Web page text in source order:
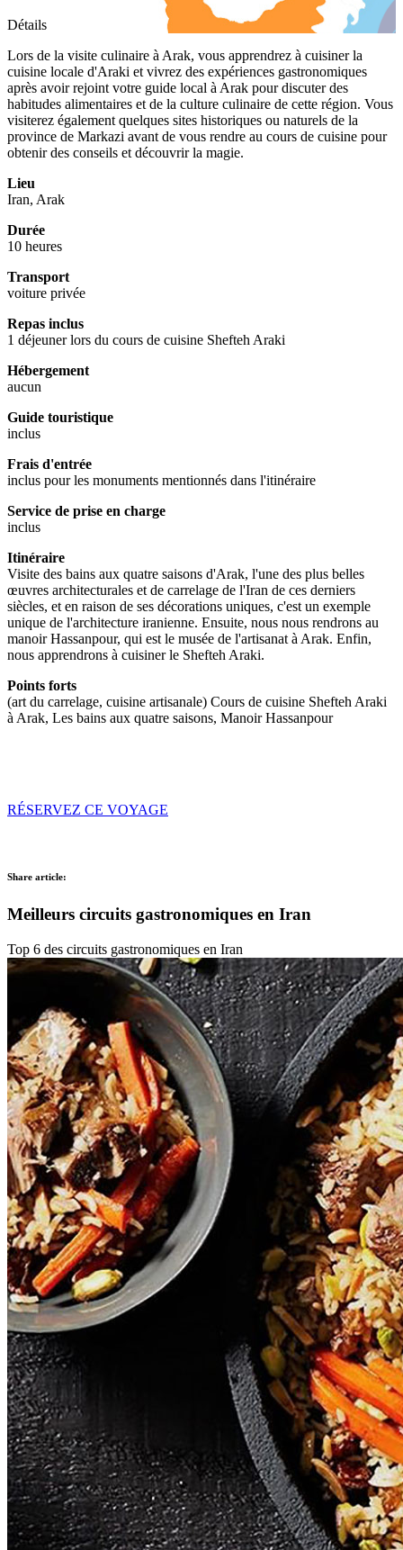
Détails
Lors de la visite culinaire à Arak, vous apprendrez à cuisiner la
cuisine locale d'Araki et vivrez des expériences gastronomiques
après avoir rejoint votre guide local à Arak pour discuter des
habitudes alimentaires et de la culture culinaire de cette région. Vous
visiterez également quelques sites historiques ou naturels de la
province de Markazi avant de vous rendre au cours de cuisine pour
obtenir des conseils et découvrir la magie.
Lieu
Iran, Arak
Durée
10 heures
Transport
voiture privée
Repas inclus
1 déjeuner lors du cours de cuisine Shefteh Araki
Hébergement
aucun
Guide touristique
inclus
Frais d'entrée
inclus pour les monuments mentionnés dans l'itinéraire
Service de prise en charge
inclus
Itinéraire
Visite des bains aux quatre saisons d'Arak, l'une des plus belles
œuvres architecturales et de carrelage de l'Iran de ces derniers
siècles, et en raison de ses décorations uniques, c'est un exemple
unique de l'architecture iranienne. Ensuite, nous nous rendrons au
manoir Hassanpour, qui est le musée de l'artisanat à Arak. Enfin,
nous apprendrons à cuisiner le Shefteh Araki.
Points forts
(art du carrelage, cuisine artisanale) Cours de cuisine Shefteh Araki
à Arak, Les bains aux quatre saisons, Manoir Hassanpour
RÉSERVEZ CE VOYAGE
Share article:
Meilleurs circuits gastronomiques en Iran
Top 6 des circuits gastronomiques en Iran